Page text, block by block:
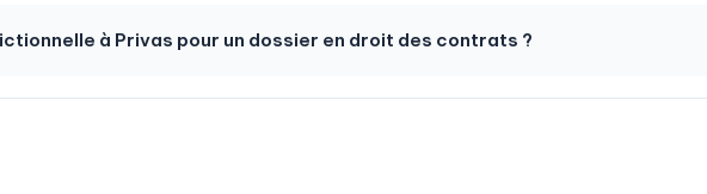
à Privas pour un dossier en droit des contrats ?